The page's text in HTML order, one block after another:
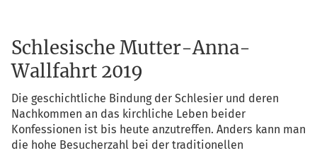
Schlesische Mutter-Anna-
Wallfahrt 2019
Die geschicht­li­che Bin­dung der Schle­si­er und deren
Nach­kom­men an das kirch­li­che Leben bei­der
Kon­fes­sio­nen ist bis heu­te anzu­tref­fen. Anders kann man
die hohe Besu­cher­zahl bei der tra­di­tio­nel­len